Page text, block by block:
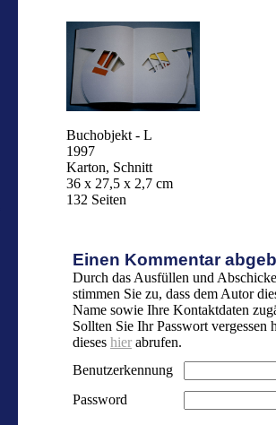
Buchobjekt - L
1997
Karton, Schnitt
36 x 27,5 x 2,7 cm
132 Seiten
Einen Kommentar
Durch das Ausfüllen und
stimmen Sie zu, dass dem Autor
Name sowie Ihre Kontaktdaten
Sollten Sie Ihr Passwort vergessen
dieses hier abrufen.
Benutzerkennung
Password